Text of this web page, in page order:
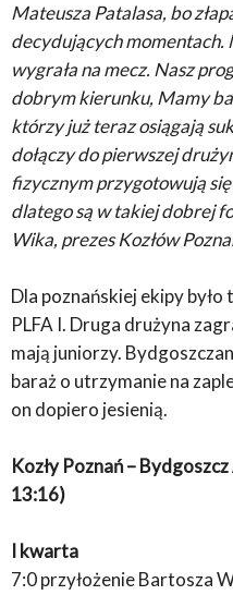
Mateusza Patalasa, bo
decydujących momentach.
wygrała na mecz. Nasz
dobrym kierunku, Mamy
którzy już teraz osiągają
dołączy do pierwszej
fizycznym przygotowują
dlatego są w takiej dobrej
Wika, prezes Kozłów
Dla poznańskiej ekipy było
PLFA I. Druga drużyna
mają juniorzy.
baraż o utrzymanie na
on dopiero jesienią.
Kozły Poznań –
13:16)
I kwarta
7:0 przyłożenie Bartosza